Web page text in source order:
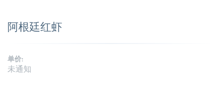
阿根廷红虾
单价:
未通知